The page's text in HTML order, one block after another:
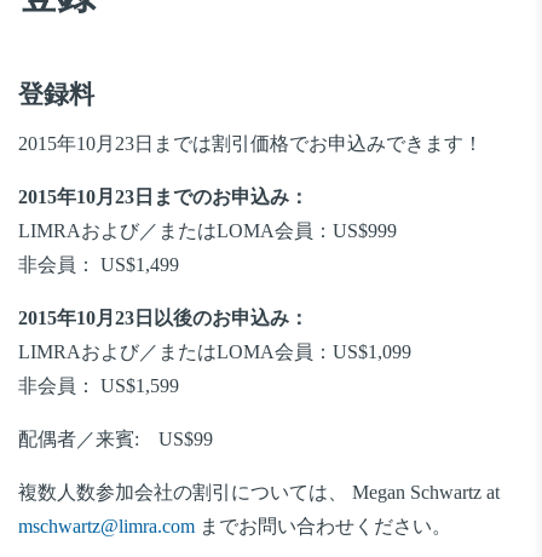
登録料
2015年10月23日までは割引価格でお申込みできます！
2015年10月23日までのお申込み：
LIMRAおよび／またはLOMA会員：US$999
非会員： US$1,499
2015年10月23日以後のお申込み：
LIMRAおよび／またはLOMA会員：US$1,099
非会員： US$1,599
配偶者／来賓: US$99
複数人数参加会社の割引については、 Megan Schwartz at
mschwartz@limra.com までお問い合わせください。